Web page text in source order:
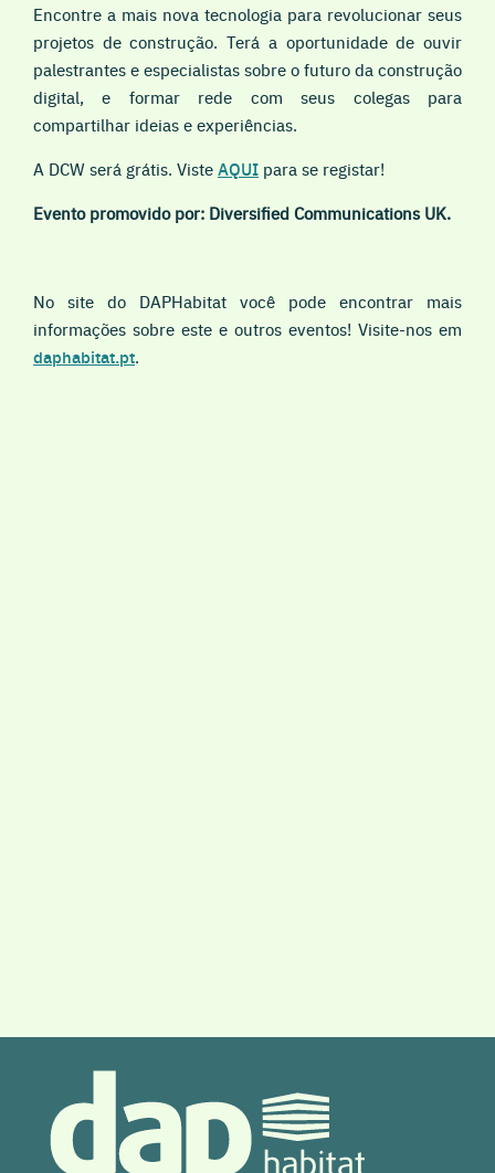
Encontre a mais nova tecnologia para revolucionar seus
projetos de construção. Terá a oportunidade de ouvir
palestrantes e especialistas sobre o futuro da construção
digital, e formar rede com seus colegas para
compartilhar ideias e experiências.
A DCW será grátis. VisteAQUI para se registar!
Evento promovido por: Diversified Communications UK.
No site do DAPHabitat você pode encontrar mais
informações sobre este e outros eventos! Visite-nos em
daphabitat.pt.